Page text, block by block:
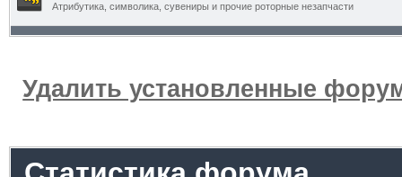
Атрибутика, символика, сувениры и прочие роторные незапчасти
Удалить установленные